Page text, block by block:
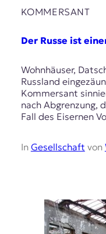
KOMMERSANT
Der Russe ist
Wohnhäuser,
Russland
Kommersant
nach Abgrenzung,
Fall des Eisernen
In Gesellschaft von